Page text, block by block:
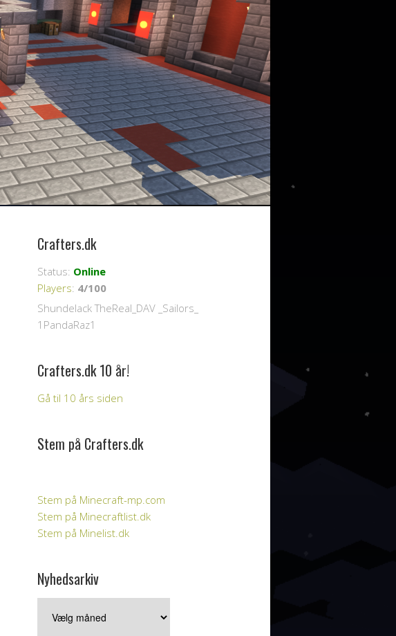
Crafters.dk
Status: Online
Players: 4/100
Shundelack TheReal_DAV _Sailors_
1PandaRaz1
Crafters.dk 10 år!
Gå til 10 års siden
Stem på Crafters.dk
Stem på Minecraft-mp.com
Stem på Minecraftlist.dk
Stem på Minelist.dk
Nyhedsarkiv